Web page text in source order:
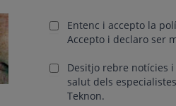
Entenc i accepto la
Accepto i declaro ser
Desitjo rebre notícies
salut dels
Teknon.